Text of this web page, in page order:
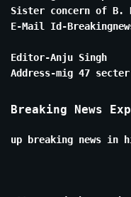
Sister concern of B.
E-Mail Id-
Editor-Anju Singh
Address-mig 47
Breaking News
up breaking news in